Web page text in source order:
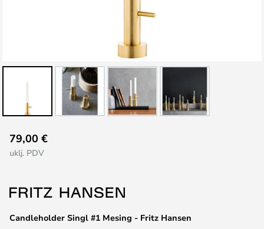
to
the
of
the
images
Candleholder Singl #1 Mesing - Fritz Hansen
79,00 €
uklj. PDV